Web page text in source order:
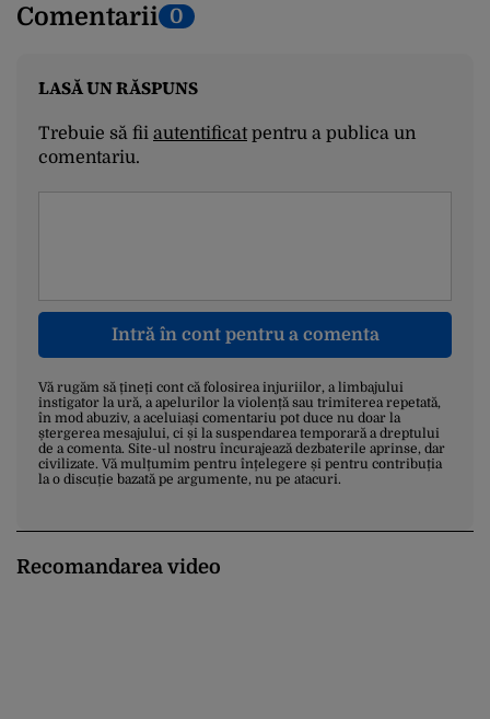
Comentarii 0
LASĂ UN RĂSPUNS
Trebuie să fii autentificatpentru a publica un
comentariu.
Intră în cont pentru a comenta
Vă rugăm să țineți cont că folosirea injuriilor, a limbajului
instigator la ură, a apelurilor la violență sau trimiterea repetată,
în mod abuziv, a aceluiași comentariu pot duce nu doar la
ștergerea mesajului, ci și la suspendarea temporară a dreptului
de a comenta. Site-ul nostru încurajează dezbaterile aprinse, dar
civilizate. Vă mulțumim pentru înțelegere și pentru contribuția
la o discuție bazată pe argumente, nu pe atacuri.
Recomandarea video